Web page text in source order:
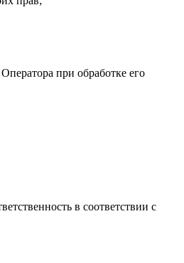
при обработке его
в соответствии с